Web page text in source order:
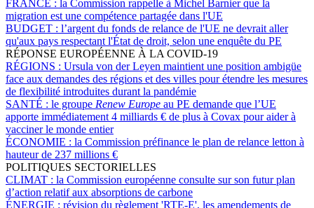
FRANCE : la Commission rappelle à Michel Barnier que la
migration est une compétence partagée dans l'UE
BUDGET : l’argent du fonds de relance de l'UE ne devrait aller
qu'aux pays respectant l'État de droit, selon une enquête du PE
RÉPONSE EUROPÉENNE À LA COVID-19
RÉGIONS : Ursula von der Leyen maintient une position ambigüe
face aux demandes des régions et des villes pour étendre les mesures
de flexibilité introduites durant la pandémie
SANTÉ : le groupe Renew Europe au PE demande que l’UE
apporte immédiatement 4 milliards € de plus à Covax pour aider à
vacciner le monde entier
ÉCONOMIE : la Commission préfinance le plan de relance letton à
hauteur de 237 millions €
POLITIQUES SECTORIELLES
CLIMAT : la Commission européenne consulte sur son futur plan
d’action relatif aux absorptions de carbone
ÉNERGIE : révision du règlement 'RTE-E', les amendements de